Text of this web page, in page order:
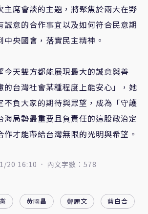
主席會談的主題，將聚焦於兩大在野
誠意的合作事宜以及如何符合民意期
央國會，落實民主精神。
今天雙方都能展現最大的誠意與善
的台灣社會某種程度上能安心」，她
不負大家的期待與眾望，成為「守護
海局勢最重要且負責任的這股政治定
作才能帶給台灣無限的光明與希望。
20 16:10 內文字數：578
黃國昌 鄭麗文 藍白合